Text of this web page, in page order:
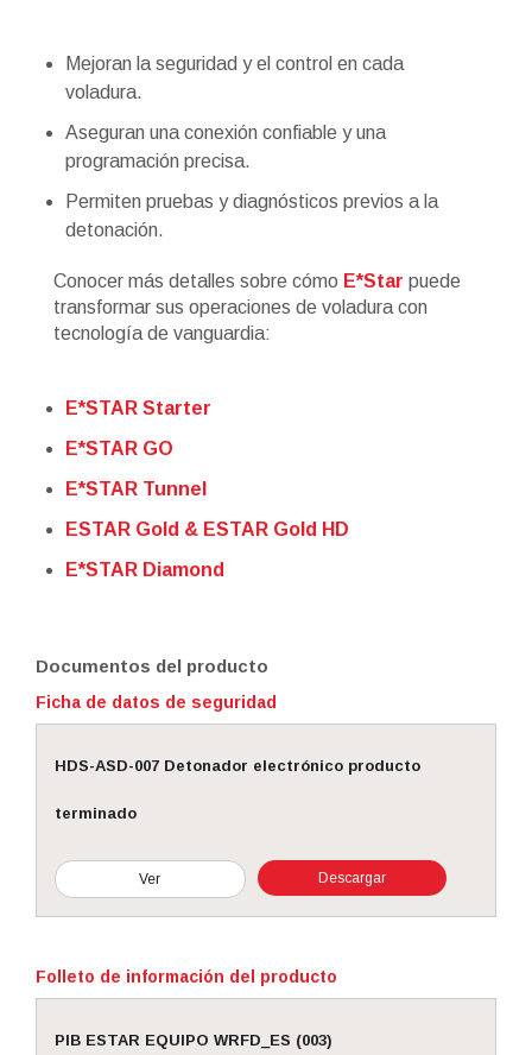
Mejoran la seguridad y el control en cada
voladura.
Aseguran una conexión confiable y una
programación precisa.
Permiten pruebas y diagnósticos previos a la
detonación.
Conocer más detalles sobre cómo E*Star puede
transformar sus operaciones de voladura con
tecnología de vanguardia:
E*STAR Starter
E*STAR GO
E*STAR Tunnel
ESTAR Gold & ESTAR Gold HD
E*STAR Diamond
Documentos del producto
Ficha de datos de seguridad
HDS-ASD-007 Detonador electrónico producto
terminado
Ver Descargar
Folleto de información del producto
PIB ESTAR EQUIPO WRFD_ES (003)